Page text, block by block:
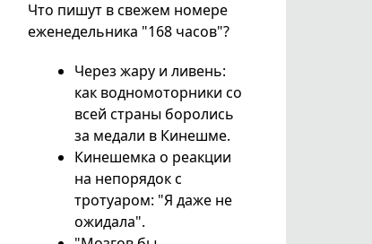
Что пишут в свежем номере
еженедельника "168 часов"?
Через жару и ливень:
как водномоторники со
всей страны боролись
за медали в Кинешме.
Кинешемка о реакции
на непорядок с
тротуаром: "Я даже не
ожидала".